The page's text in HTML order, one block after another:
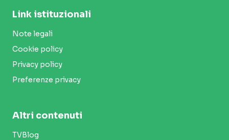
Link istituzionali
Note legali
Cookie policy
Privacy policy
Preferenze privacy
Altri contenuti
TVBlog